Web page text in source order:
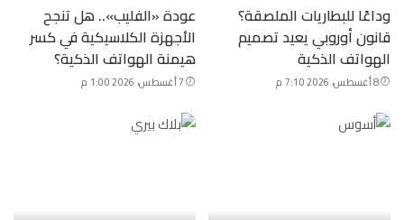
وداعًا للبطاريات الملصقة؟
قانون أوروبي يعيد تصميم
الهواتف الذكية
8 أغسطس، 2026 7:10 م
عودة «الفليب».. هل تنجح
الأجهزة الكلاسيكية في كسر
هيمنة الهواتف الذكية؟
7 أغسطس، 2026 1:00 م